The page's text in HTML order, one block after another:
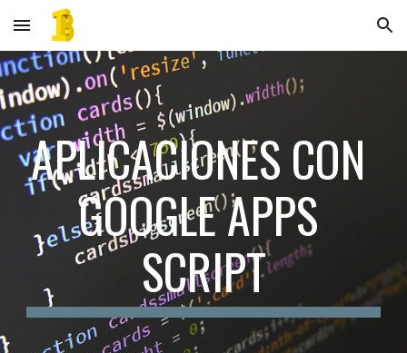
Skip to main content Skip to navigation
APLICACIONES CON
GOOGLE APPS
SCRIPT